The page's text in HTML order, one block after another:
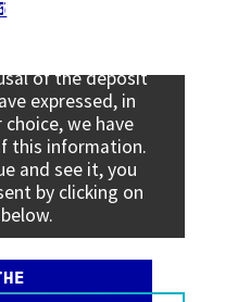
may result in
of the deposit
expressed, in
we have
this information.
and see it, you
by clicking on